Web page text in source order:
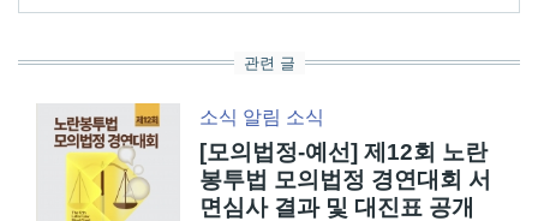
관련 글
소식 알림 소식
[모의법정-예선] 제12회 노란
봉투법 모의법정 경연대회 서
면심사 결과 및 대진표 공개